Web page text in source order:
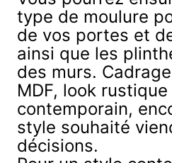
type de moulure
de vos portes et
ainsi que les
des murs.
MDF, look rustique
contemporain,
style souhaité
décisions.